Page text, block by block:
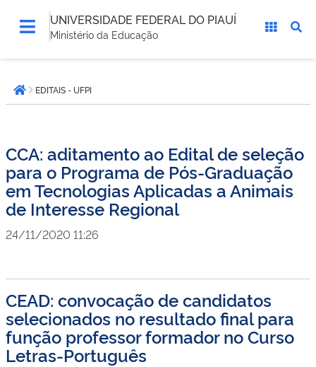
UNIVERSIDADE FEDERAL DO PIAUÍ
Ministério da Educação
está
aqui:Página inicial
EDITAIS - UFPI
CCA: aditamento ao Edital de seleção
para o Programa de Pós-Graduação
em Tecnologias Aplicadas a Animais
de Interesse Regional
24/11/2020 11:26
CEAD: convocação de candidatos
selecionados no resultado final para
função professor formador no Curso
Letras-Português